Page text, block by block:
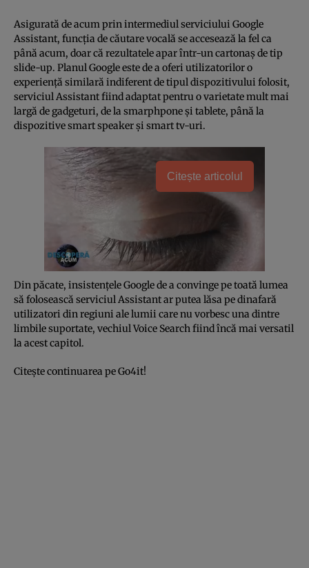
Asigurată de acum prin intermediul serviciului Google
Assistant, funcţia de căutare vocală se accesează la fel ca
până acum, doar că rezultatele apar într-un cartonaş de tip
slide-up. Planul Google este de a oferi utilizatorilor o
experienţă similară indiferent de tipul dispozitivului folosit,
serviciul Assistant fiind adaptat pentru o varietate mult mai
largă de gadgeturi, de la smarphpone şi tablete, până la
dispozitive smart speaker şi smart tv-uri.
Citește articolul
Din păcate, insistenţele Google de a convinge pe toată lumea
să folosească serviciul Assistant ar putea lăsa pe dinafară
utilizatori din regiuni ale lumii care nu vorbesc una dintre
limbile suportate, vechiul Voice Search fiind încă mai versatil
la acest capitol.
Citeşte continuarea pe Go4it!